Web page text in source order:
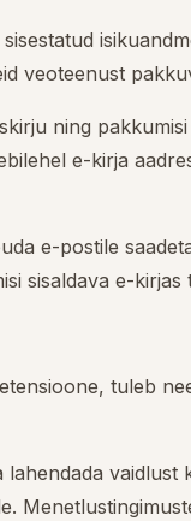
veoteenust
ning
e-kirja
e-postile
sisaldava e-kirjas
tuleb
lahendada